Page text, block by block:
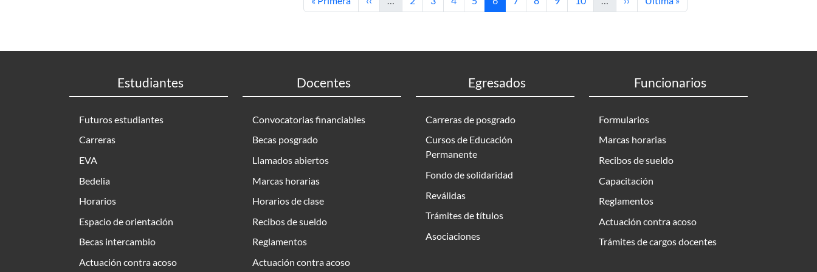
Estudiantes
Futuros estudiantes
Carreras
EVA
Bedelia
Horarios
Espacio de orientación
Becas intercambio
Actuación contra acoso
Docentes
Convocatorias financiables
Becas posgrado
Llamados abiertos
Marcas horarias
Horarios de clase
Recibos de sueldo
Reglamentos
Actuación contra acoso
Egresados
Carreras de posgrado
Cursos de Educación
Permanente
Fondo de solidaridad
Reválidas
Trámites de títulos
Asociaciones
Funcionarios
Formularios
Marcas horarias
Recibos de sueldo
Capacitación
Reglamentos
Actuación contra acoso
Trámites de cargos docentes